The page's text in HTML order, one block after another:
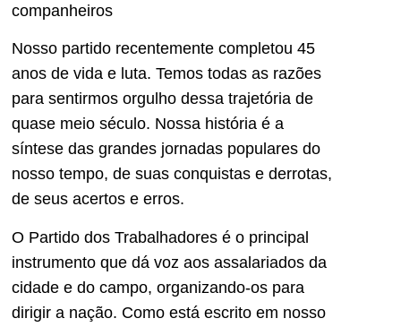
companheiros
Nosso partido recentemente completou 45
anos de vida e luta. Temos todas as razões
para sentirmos orgulho dessa trajetória de
quase meio século. Nossa história é a
síntese das grandes jornadas populares do
nosso tempo, de suas conquistas e derrotas,
de seus acertos e erros.
O Partido dos Trabalhadores é o principal
instrumento que dá voz aos assalariados da
cidade e do campo, organizando-os para
dirigir a nação. Como está escrito em nosso